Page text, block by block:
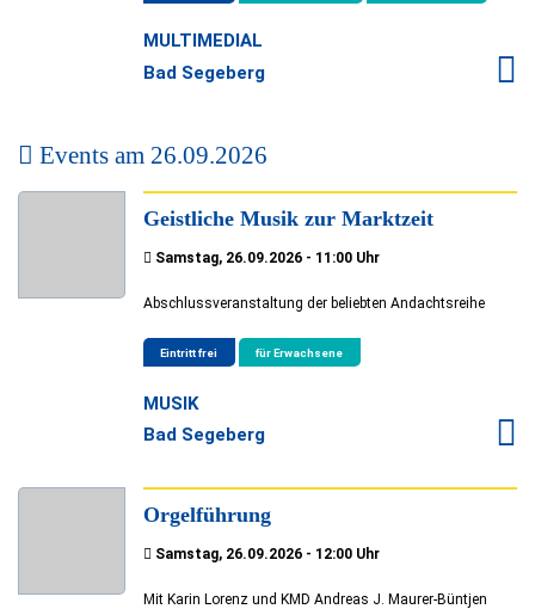
MULTIMEDIAL
Bad Segeberg
Events am 26.09.2026
Geistliche Musik zur Marktzeit
Samstag, 26.09.2026 - 11:00 Uhr
Abschlussveranstaltung der beliebten Andachtsreihe
Eintritt frei für Erwachsene
MUSIK
Bad Segeberg
Orgelführung
Samstag, 26.09.2026 - 12:00 Uhr
Mit Karin Lorenz und KMD Andreas J. Maurer-Büntjen